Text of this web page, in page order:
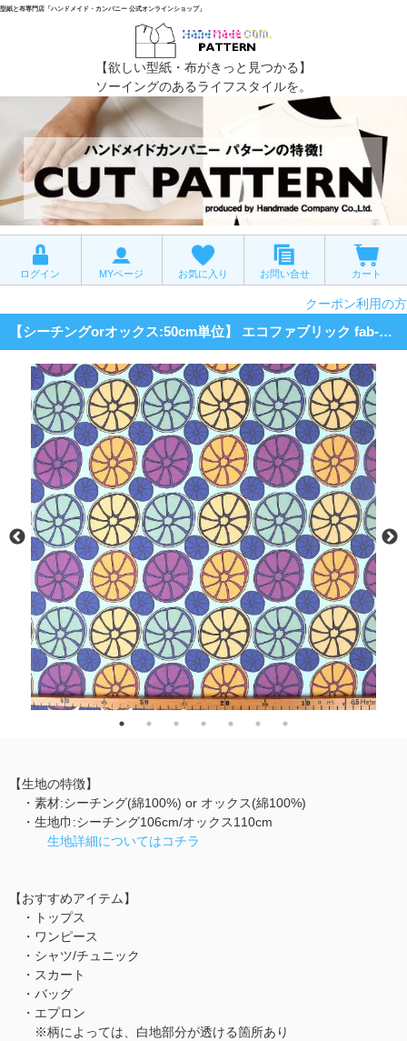
型紙と布専門店「ハンドメイド・カンパニー 公式オンラインショップ」
【欲しい型紙・布がきっと見つかる】
ソーイングのあるライフスタイルを。
ログイン MYページ お気に入り お問い合せ カート
クーポン利用の方
【シーチングorオックス:50cm単位】 エコファブリック fab-cm00874
【生地の特徴】
・素材:シーチング(綿100%) or オックス(綿100%)
・生地巾:シーチング106cm/オックス110cm
生地詳細についてはコチラ
【おすすめアイテム】
・トップス
・ワンピース
・シャツ/チュニック
・スカート
・バッグ
・エプロン
※柄によっては、白地部分が透ける箇所あり